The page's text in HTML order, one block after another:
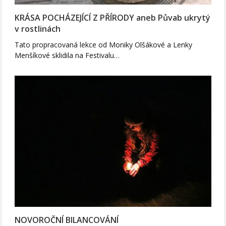
KRÁSA POCHÁZEJÍCÍ Z PŘÍRODY aneb Půvab ukrytý
v rostlinách
Tato propracovaná lekce od Moniky Olšákové a Lenky
Menšíkové sklidila na Festivalu…
NOVOROČNÍ BILANCOVÁNÍ